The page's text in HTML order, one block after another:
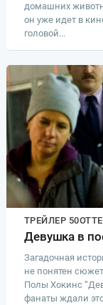
домашних
он уже идет в
головой...
ТРЕЙЛЕР
Девушка в
Загадочная
не понятен
Полы Хокинс
фанаты ждали